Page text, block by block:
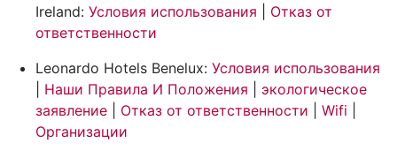
Ireland: Условия использования
Отказ от
ответственности
Leonardo Hotels Benelux: Условия использования
Наши Правила И Положения
экологическое
заявление| Отказ от ответственности Wifi
Организации